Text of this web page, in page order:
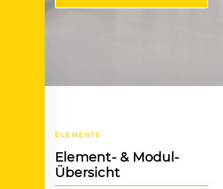
ELEMENTE
Element- & Modul-
Übersicht